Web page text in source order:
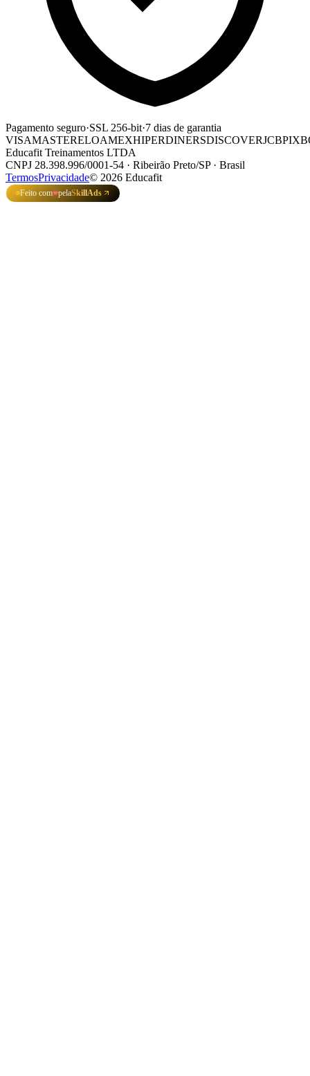
Pagamento seguro·SSL 256-bit·7 dias de garantia
VISAMASTERELOAMEXHIPERDINERSDISCOVERJCBPIX
Educafit Treinamentos LTDA
CNPJ 28.398.996/0001-54 · Ribeirão Preto/SP · Brasil
TermosPrivacidade© 2026 Educafit
Feito com❤pelaSkillAds